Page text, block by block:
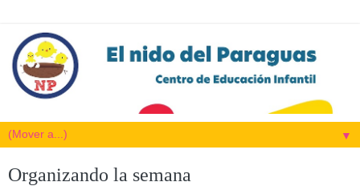
▼
Organizando la semana